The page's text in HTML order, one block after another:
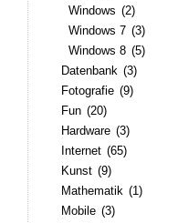
Windows (2)
Windows 7 (3)
Windows 8 (5)
Datenbank (3)
Fotografie (9)
Fun (20)
Hardware (3)
Internet (65)
Kunst (9)
Mathematik (1)
Mobile (3)